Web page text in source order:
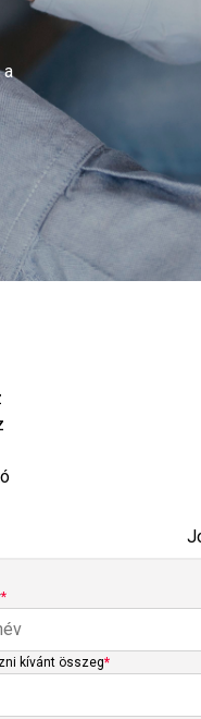
a
*
kívánt összeg*